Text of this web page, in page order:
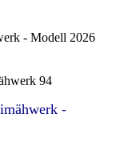
- Modell 2026
94
-